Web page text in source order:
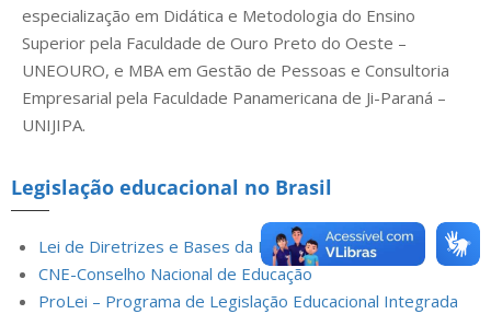
especialização em Didática e Metodologia do Ensino
Superior pela Faculdade de Ouro Preto do Oeste –
UNEOURO, e MBA em Gestão de Pessoas e Consultoria
Empresarial pela Faculdade Panamericana de Ji-Paraná –
UNIJIPA.
Legislação educacional no Brasil
Lei de Diretrizes e Bases da Educação Nacional
CNE-Conselho Nacional de Educação
ProLei – Programa de Legislação Educacional Integrada